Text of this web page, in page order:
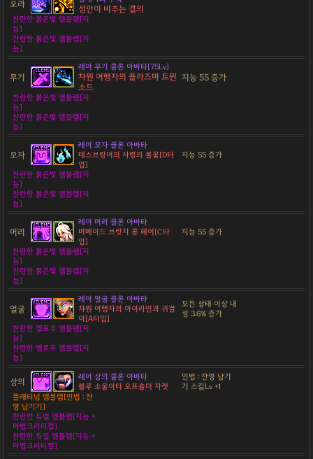
오라 성안이 비추는 결의
찬란한 붉은빛 엠블렘[지
능]
찬란한 붉은빛 엠블렘[지
능]
무기
레어 무기 클론 아바타[75Lv]
차원 여행자의 플라즈마 트윈
소드
지능 55 증가
찬란한 붉은빛 엠블렘[지
능]
찬란한 붉은빛 엠블렘[지
능]
모자
레어 모자 클론 아바타
데스브링어의 사령의 불꽃[D타
입]
지능 55 증가
찬란한 붉은빛 엠블렘[지
능]
찬란한 붉은빛 엠블렘[지
능]
머리
레어 머리 클론 아바타
머메이드 브릿지 롱 헤어[C타
입]
지능 55 증가
찬란한 붉은빛 엠블렘[지
능]
찬란한 붉은빛 엠블렘[지
능]
얼굴
레어 얼굴 클론 아바타
차원 여행자의 아이라인과 귀걸
이[A타입]
모든 상태 이상 내
성 3.6% 증가
찬란한 옐로우 엠블렘[지
능]
찬란한 옐로우 엠블렘[지
능]
상의
레어 상의 클론 아바타
블루 소울이터 오프숄더 자켓
인법 : 잔영 남기
기 스킬Lv +1
플래티넘 엠블렘[인법 : 잔
영 남기기]
찬란한 듀얼 엠블렘[지능 +
마법크리티컬]
찬란한 듀얼 엠블렘[지능 +
마법크리티컬]